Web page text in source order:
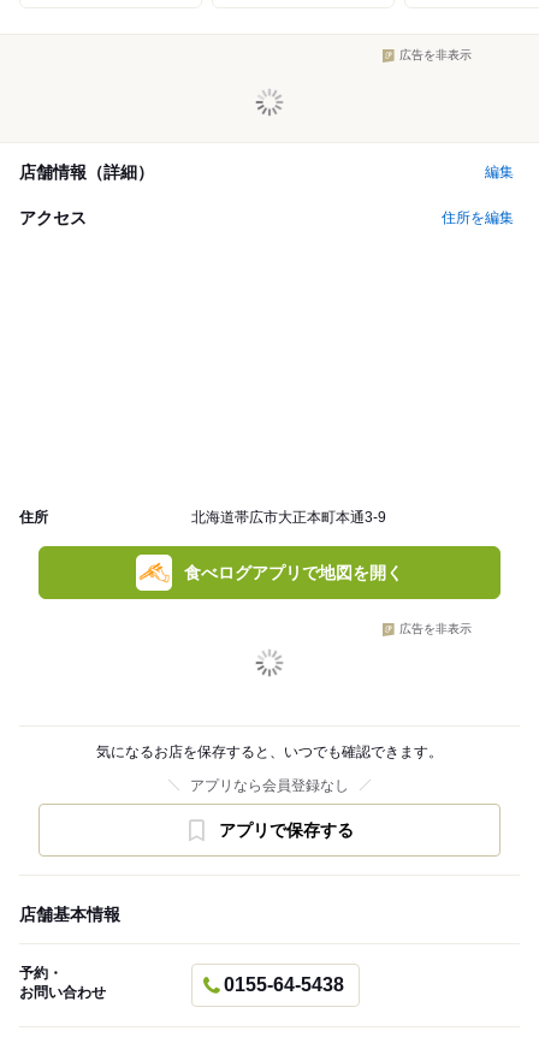
広告を非表示
店舗情報（詳細） 編集
アクセス 住所を編集
住所 北海道帯広市大正本町本通3-9
食べログアプリで地図を開く
広告を非表示
気になるお店を保存すると、いつでも確認できます。
アプリなら会員登録なし
アプリで保存する
店舗基本情報
予約・
お問い合わせ
0155-64-5438